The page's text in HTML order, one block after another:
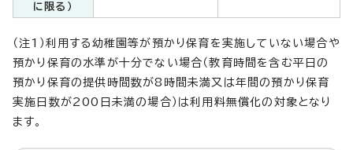
に限る）
（注1）利用する幼稚園等が預かり保育を実施していない場合や
預かり保育の水準が十分でない場合（教育時間を含む平日の
預かり保育の提供時間数が8時間未満又は年間の預かり保育
実施日数が200日未満の場合）は利用料無償化の対象となり
ます。